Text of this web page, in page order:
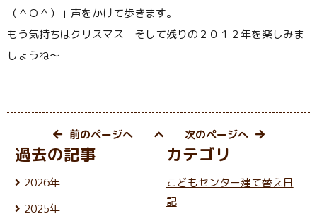
（＾Ｏ＾）」声をかけて歩きます。
もう気持ちはクリスマス そして残りの２０１２年を楽しみま
しょうね〜
前のページへ 次のページへ
過去の記事
2026年
7月 (25)
2025年
カテゴリ
こどもセンター建て替え日
記